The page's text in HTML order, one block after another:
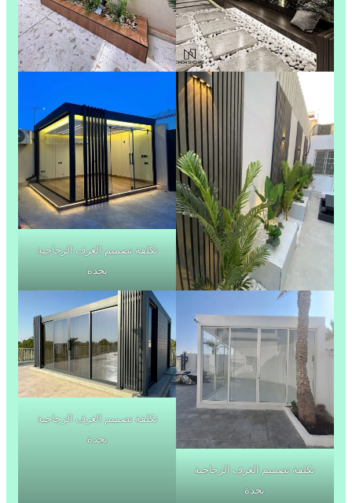
تكلفة تصميم الغرف الزجاجية
بجدة
تكلفة تصميم الغرف الزجاجية
بجدة
تكلفة تصميم الغرف الزجاجية
بجدة